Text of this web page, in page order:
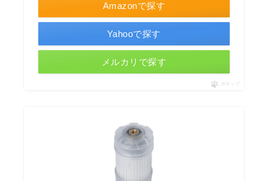
Amazonで探す
Yahooで探す
メルカリで探す
ポチップ